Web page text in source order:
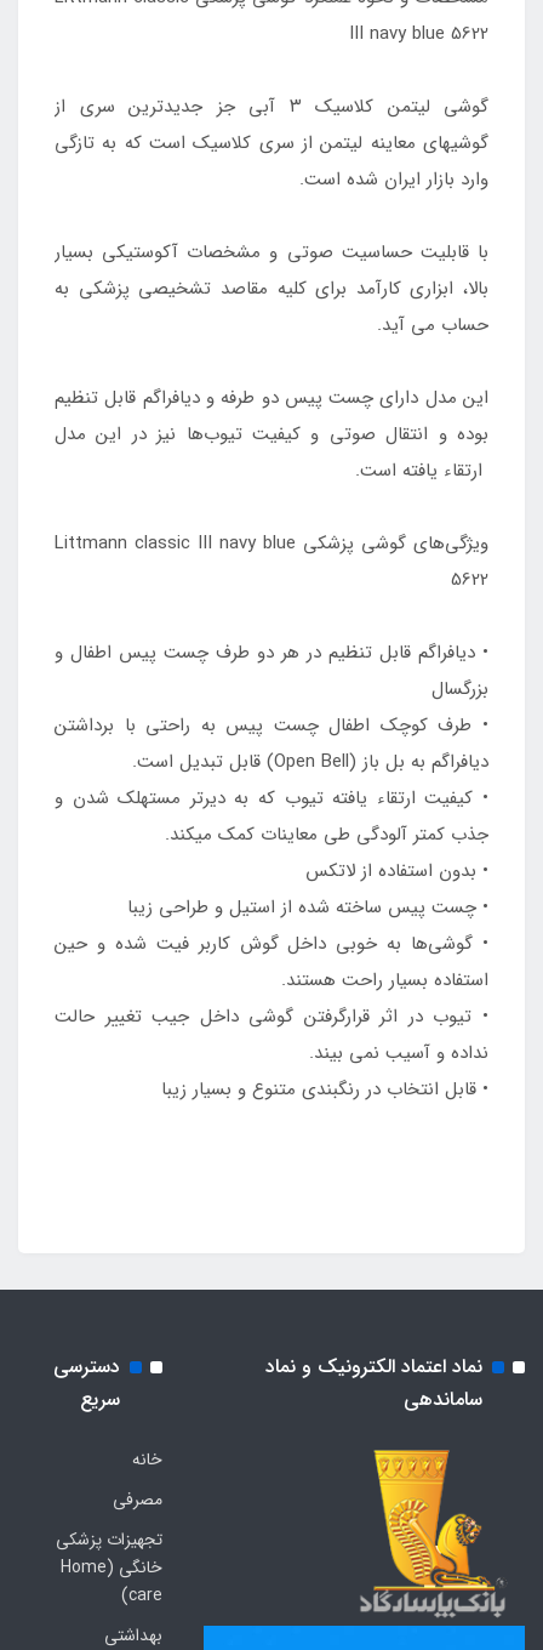
III navy blue 5622
گوشی لیتمن کلاسیک ۳ آبی جز جدیدترین سری از
گوشیهای معاینه لیتمن از سری کلاسیک است که به تازگی
وارد بازار ایران شده است.
با قابلیت حساسیت صوتی و مشخصات آکوستیکی بسیار
بالا، ابزاری کارآمد برای کلیه مقاصد تشخیصی پزشکی به
حساب می آید.
این مدل دارای چست پیس دو طرفه و دیافراگم قابل تنظیم
بوده و انتقال صوتی و کیفیت تیوب‌ها نیز در این مدل
ارتقاء یافته است.
ویژگی‌های گوشی پزشکی Littmann classic III navy blue
5622
• دیافراگم قابل تنظیم در هر دو طرف چست پیس اطفال و
بزرگسال
• طرف کوچک اطفال چست پیس به راحتی با برداشتن
دیافراگم به بل باز (Open Bell) قابل تبدیل است.
• کیفیت ارتقاء یافته تیوب که به دیرتر مستهلک شدن و
جذب کمتر آلودگی طی معاینات کمک میکند.
• بدون استفاده از لاتکس
• چست پیس ساخته شده از استیل و طراحی زیبا
• گوشی‌ها به خوبی داخل گوش کاربر فیت شده و حین
استفاده بسیار راحت هستند.
• تیوب در اثر قرارگرفتن گوشی داخل جیب تغییر حالت
نداده و آسیب نمی بیند.
• قابل انتخاب در رنگبندی متنوع و بسیار زیبا
نماد اعتماد الکترونیک و نماد
ساماندهی
دسترسی
سریع
خانه
مصرفی
تجهیزات پزشکی
خانگی (Home
care)
بهداشتی